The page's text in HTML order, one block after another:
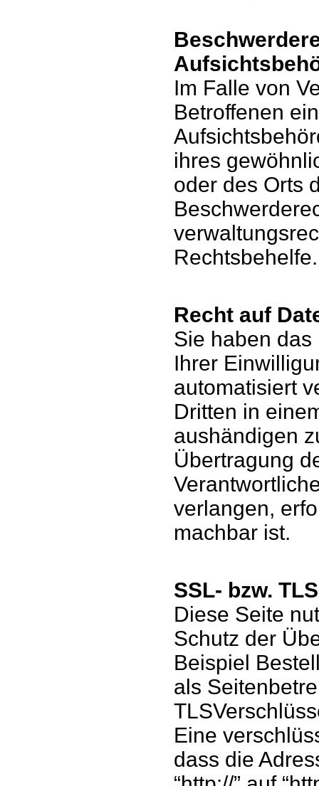
Im Falle von
Betroffenen
ihres
oder des Orts
Rechtsbehelfe.
Recht auf
Sie haben
Ihrer
automatisiert
Dritten in
aushändigen
Übertragung
verlangen,
machbar ist.
SSL- bzw.
Diese Seite
Schutz der
Beispiel
als
Eine
dass die